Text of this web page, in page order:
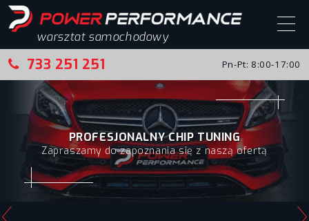
warsztat samochodowy
733 251 251 Pn-Pt: 8:00-17:00
Start
Chip tuning
Chip tuning – realizacje
Alfa Romeo
PROFESJONALNY CHIP TUNING
Zapraszamy do zapoznania się z naszą ofertą